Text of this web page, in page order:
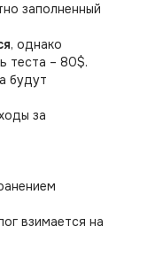
заполненный
, однако
теста – 80$.
будут
за
взимается на